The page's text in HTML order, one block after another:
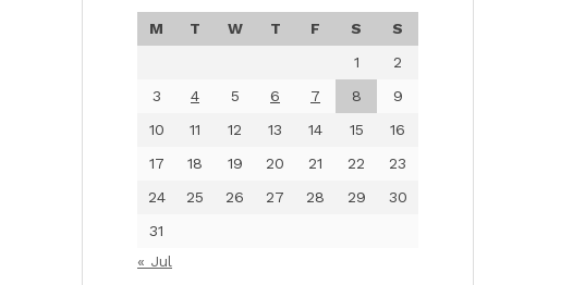
M T W T F S
S
1
2
3
4 5 6 7 8
9
10
11 12 13 14 15
16
17
18 19 20 21 22
23
24
25 26 27 28 29
30
31
« Jul